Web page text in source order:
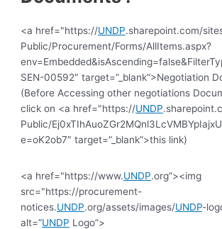
<a href="https://UNDP.sharepoint.com/
Public/Procurement/Forms/AllItems.aspx?
SEN-00592″ target=”_blank”>Negotiation
(Before Accessing other negotiations
click on <a href="https://UNDP
Public/
e=oK2ob7″ target=”_blank”>this link)
<a href="https://www.UNDP.org”><img
src="https://procurement-
notices.UNDP.org/assets/images/UNDP-
alt=”UNDP Logo”>